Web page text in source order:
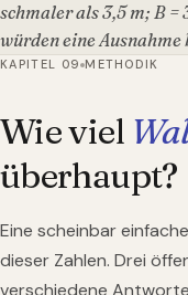
schmaler als 3,5 m; B =
würden eine Ausnahme
KAPITEL 09 METHODIK
Wie viel
überhaupt?
Eine scheinbar
dieser Zahlen. Drei